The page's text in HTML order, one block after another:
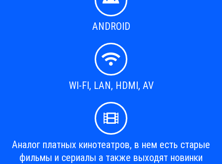
ANDROID
WI-FI, LAN, HDMI, AV
Аналог платных кинотеатров, в нем есть старые
фильмы и сериалы а также выходят новинки